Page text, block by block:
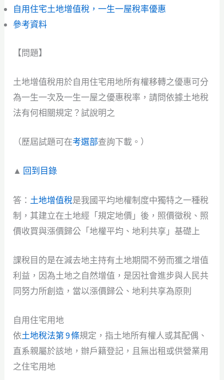
自用住宅土地增值稅，一生一屋稅率優惠
參考資料
【問題】
土地增值稅用於自用住宅用地所有權移轉之優惠可分
為一生一次及一生一屋之優惠稅率，請問依據土地稅
法有何相關規定？試說明之
（歷屆試題可在考選部查詢下載。）
▲ 回到目錄
答： 土地增值稅是我國平均地權制度中獨特之一種稅
制，其建立在土地經「規定地價」後，照價徵稅、照
價收買與漲價歸公「地權平均、地利共享」基礎上
課稅目的是在減去地主持有土地期間不勞而獲之增值
利益，因為土地之自然增值，是因社會進步與人民共
同努力所創造，當以漲價歸公、地利共享為原則
自用住宅用地
依土地稅法第 9 條規定，指土地所有權人或其配偶、
直系親屬於該地，辦戶籍登記，且無出租或供營業用
之住宅用地